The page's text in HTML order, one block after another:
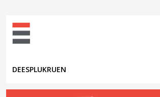
DEESPLUKRUEN